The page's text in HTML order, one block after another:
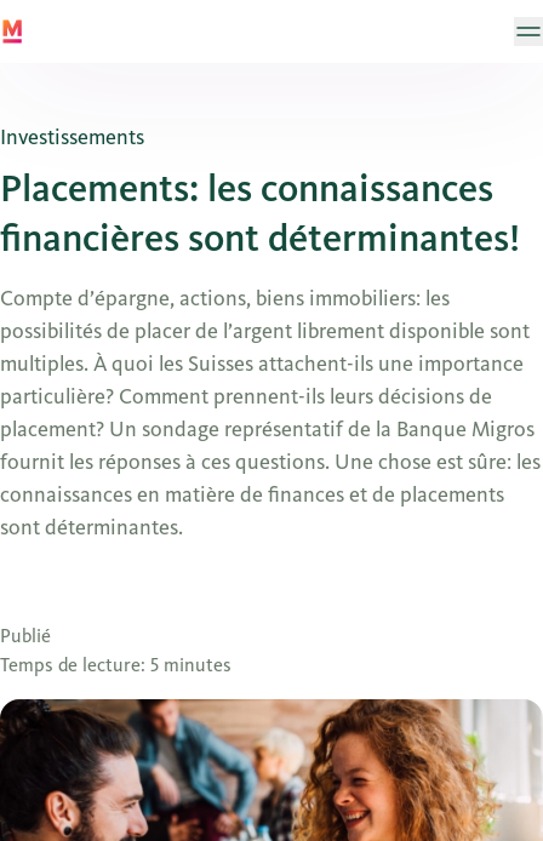
Investissements
Placements: les connaissances
financières sont déterminantes!
Compte d’épargne, actions, biens immobiliers: les
possibilités de placer de l’argent librement disponible sont
multiples. À quoi les Suisses attachent-ils une importance
particulière? Comment prennent-ils leurs décisions de
placement? Un sondage représentatif de la Banque Migros
fournit les réponses à ces questions. Une chose est sûre: les
connaissances en matière de finances et de placements
sont déterminantes.
Publié
Temps de lecture: 5 minutes